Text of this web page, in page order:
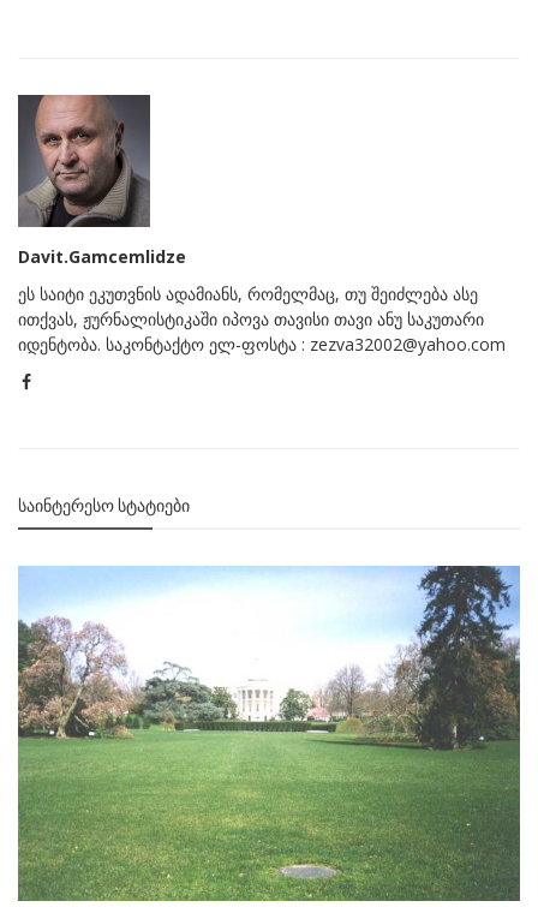
Davit.Gamcemlidze
ეს საიტი ეკუთვნის ადამიანს, რომელმაც, თუ შეიძლება ასე
ითქვას, ჟურნალისტიკაში იპოვა თავისი თავი ანუ საკუთარი
იდენტობა. საკონტაქტო ელ-ფოსტა : zezva32002@yahoo.com
ᲡᲐᲘᲜᲢᲔᲠᲔᲡᲝ ᲡᲢᲐᲢᲘᲔᲑᲘ